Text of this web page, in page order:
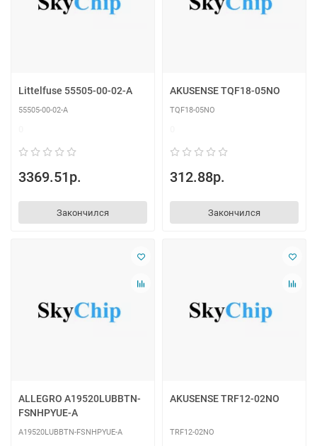
Littelfuse 55505-00-02-A
55505-00-02-A
3369.51р.
Закончился
AKUSENSE TQF18-05NO
TQF18-05NO
312.88р.
Закончился
ALLEGRO A19520LUBBTN-
FSNHPYUE-A
A19520LUBBTN-FSNHPYUE-A
AKUSENSE TRF12-02NO
TRF12-02NO